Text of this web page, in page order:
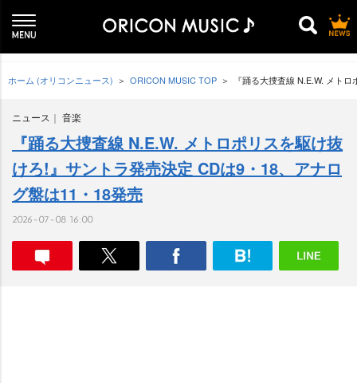
ホーム (オリコンニュース) ORICON MUSIC TOP 『踊る大捜査線 N.E.W. メト
ニュース 音楽
『踊る大捜査線 N.E.W. メトロポリスを駆け抜
けろ!』サントラ発売決定 CDは9・18、アナロ
グ盤は11・18発売
2026-07-08 16:00